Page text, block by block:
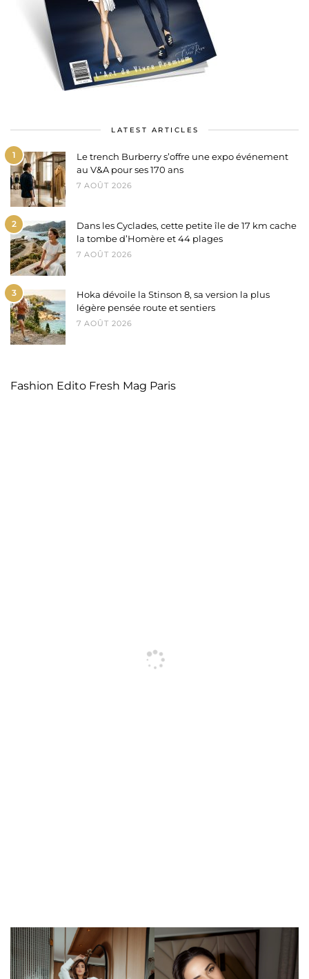
LATEST ARTICLES
1
Le trench Burberry s’offre une expo événement
au V&A pour ses 170 ans
7 AOÛT 2026
2
Dans les Cyclades, cette petite île de 17 km cache
la tombe d’Homère et 44 plages
7 AOÛT 2026
3
Hoka dévoile la Stinson 8, sa version la plus
légère pensée route et sentiers
7 AOÛT 2026
Fashion Edito Fresh Mag Paris